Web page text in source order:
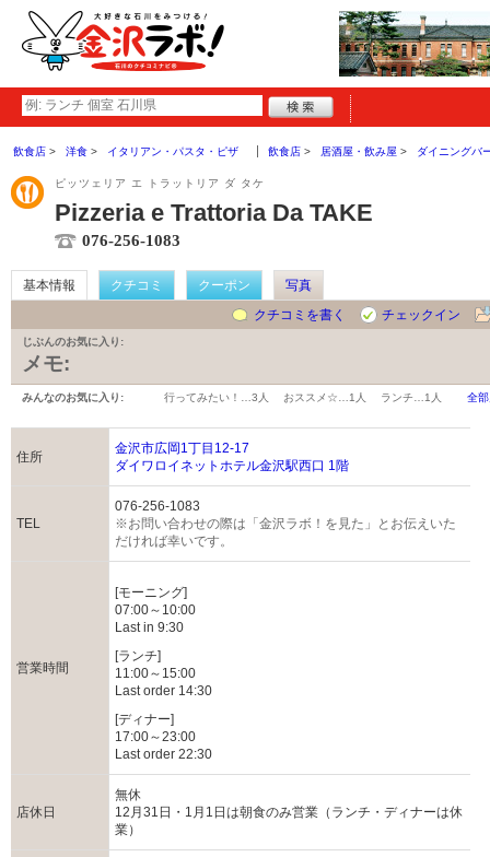
飲食店 洋食 イタリアン・パスタ・ピザ 飲食店 居酒屋・飲み屋 ダイニングバ
ピッツェリア エ トラットリア ダ タケ
Pizzeria e Trattoria Da TAKE
076-256-1083
基本情報 クチコミ クーポン
写真
クチコミを書く
チェックイン
じぶんのお気に入り:
メモ:
みんなのお気に入り: 行ってみたい！… 3人 おススメ☆… 1人 ランチ… 1人 全
住所
金沢市広岡1丁目12-17
ダイワロイネットホテル金沢駅西口 1階
TEL
076-256-1083
※お問い合わせの際は「金沢ラボ！を見た」とお伝えいた
だければ幸いです。
営業時間
[モーニング]
07:00～10:00
Last in 9:30
[ランチ]
11:00～15:00
Last order 14:30
[ディナー]
17:00～23:00
Last order 22:30
店休日
無休
12月31日・1月1日は朝食のみ営業（ランチ・ディナーは休
業）